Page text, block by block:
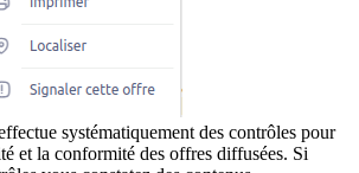
systématiquement des contrôles pour
et la conformité des offres diffusées. Si